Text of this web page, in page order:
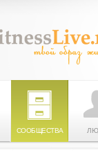
СООБЩЕСТВА